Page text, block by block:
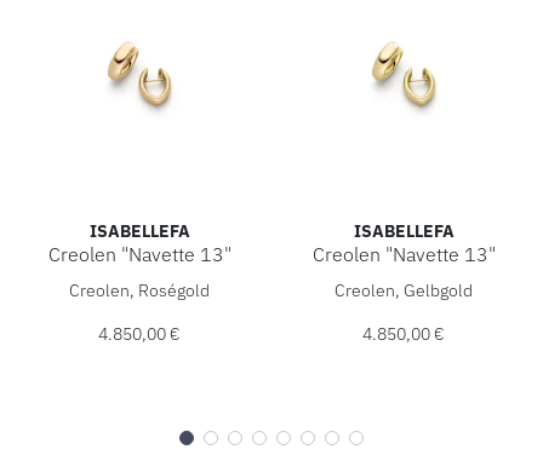
ISABELLEFA
Creolen "Navette 13"
IsabelleFa Creolen "Navette 13", Ref: 04413/SCREOLE-
Creolen, Roségold
4.850,00 €
ISABELLEFA
Creolen "Navette 13"
IsabelleFa Creolen
Creolen, Gelbgold
4.850,00 €